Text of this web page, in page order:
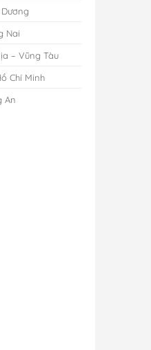
Nai
– Vũng Tàu
Chí Minh
An